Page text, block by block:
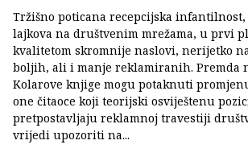
Tržišno poticana recepcijska
lajkova na društvenim mrežama, u prvi
kvalitetom skromnije naslovi, nerijetko
boljih, ali i manje reklamiranih. Premda
Kolarove knjige mogu potaknuti
one čitaoce koji teorijski osviještenu
pretpostavljaju reklamnoj travestiji
vrijedi upozoriti na...